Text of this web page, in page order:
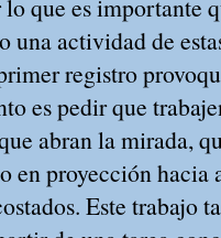
que es importante
una actividad de
registro
es pedir que
abran la mirada,
en proyección hacia
Este trabajo